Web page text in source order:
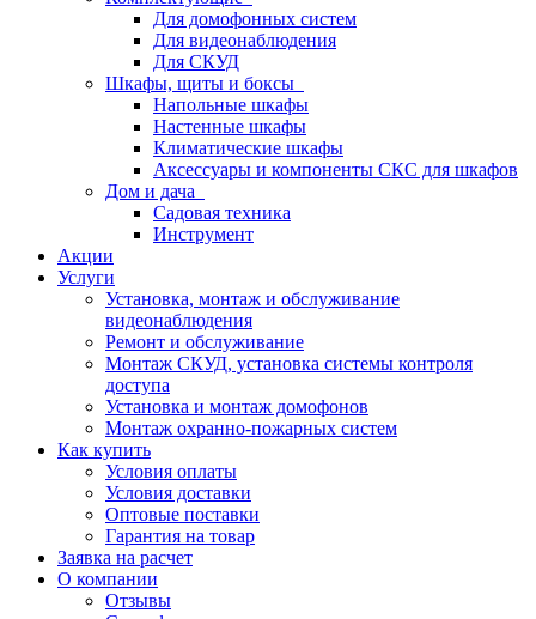
Для домофонных систем
Для видеонаблюдения
Для СКУД
Шкафы, щиты и боксы
Напольные шкафы
Настенные шкафы
Климатические шкафы
Аксессуары и компоненты СКС для шкафов
Дом и дача
Садовая техника
Инструмент
Акции
Услуги
Установка, монтаж и обслуживание
видеонаблюдения
Ремонт и обслуживание
Монтаж СКУД, установка системы контроля
доступа
Установка и монтаж домофонов
Монтаж охранно-пожарных систем
Как купить
Условия оплаты
Условия доставки
Оптовые поставки
Гарантия на товар
Заявка на расчет
О компании
Отзывы